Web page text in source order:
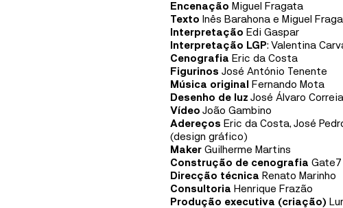
Encenação Miguel Fragata
Texto Inês Barahona e Miguel
Interpretação Edi Gaspar
Interpretação LGP: Valentina
Cenografia Eric da Costa
Figurinos José António Tenente
Música original
Fernando Mota
Desenho de luz José Álvaro Correia
Vídeo João Gambino
Adereços Eric da Costa, José
(design gráfico)
Maker Guilherme Martins
Construção de cenografia Gate7
Direcção técnica Renato Marinho
Consultoria Henrique Frazão
Produção executiva (criação)